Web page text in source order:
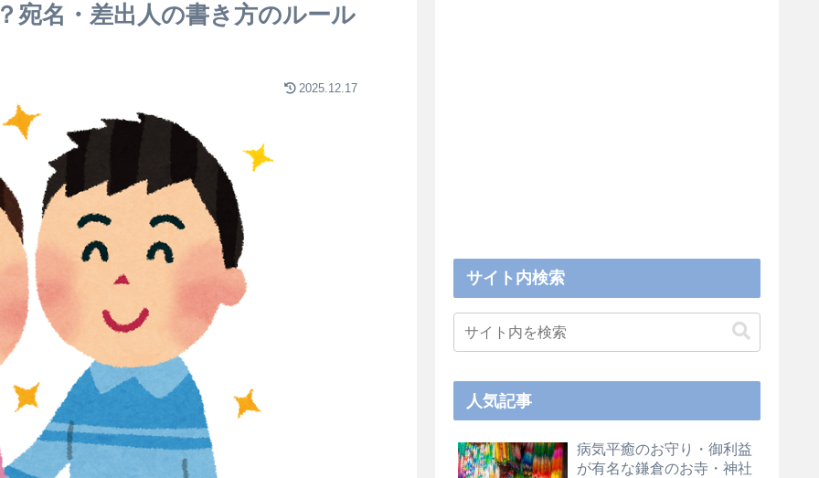
宛名・差出人の書き方のルール
2025.12.17
サイト内検索
人気記事
病気平癒のお守り・御利益
が有名な鎌倉のお寺・神社